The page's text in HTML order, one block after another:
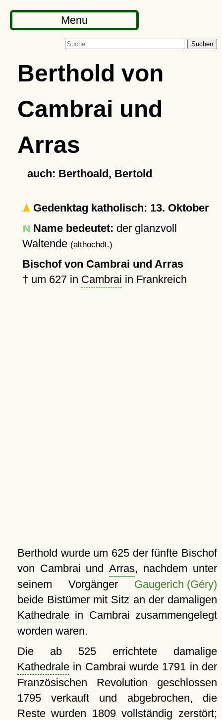
Menu
Suchen
Berthold von
Cambrai und
Arras
auch: Berthoald, Bertold
Gedenktag katholisch: 13. Oktober
Name bedeutet: der glanzvoll
Waltende (althochdt.)
Bischof von Cambrai und Arras
† um 627in Cambrai in Frankreich
Berthold wurde um 625 der fünfte Bischof
von Cambrai undArras, nachdem unter
seinem Vorgänger Gaugerich (Géry)
beide Bistümer mit Sitz an der damaligen
Kathedralein Cambrai zusammengelegt
worden waren.
Die ab 525 errichtete damalige
Kathedralein Cambrai wurde 1791 in der
Französischen Revolution geschlossen
1795 verkauft und abgebrochen, die
Reste wurden 1809 vollständig zerstört;